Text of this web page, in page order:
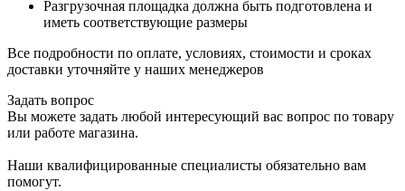
Разгрузочная площадка должна быть подготовлена и
иметь соответствующие размеры
Все подробности по оплате, условиях, стоимости и сроках
доставки уточняйте у наших менеджеров
Задать вопрос
Вы можете задать любой интересующий вас вопрос по товару
или работе магазина.
Наши квалифицированные специалисты обязательно вам
помогут.